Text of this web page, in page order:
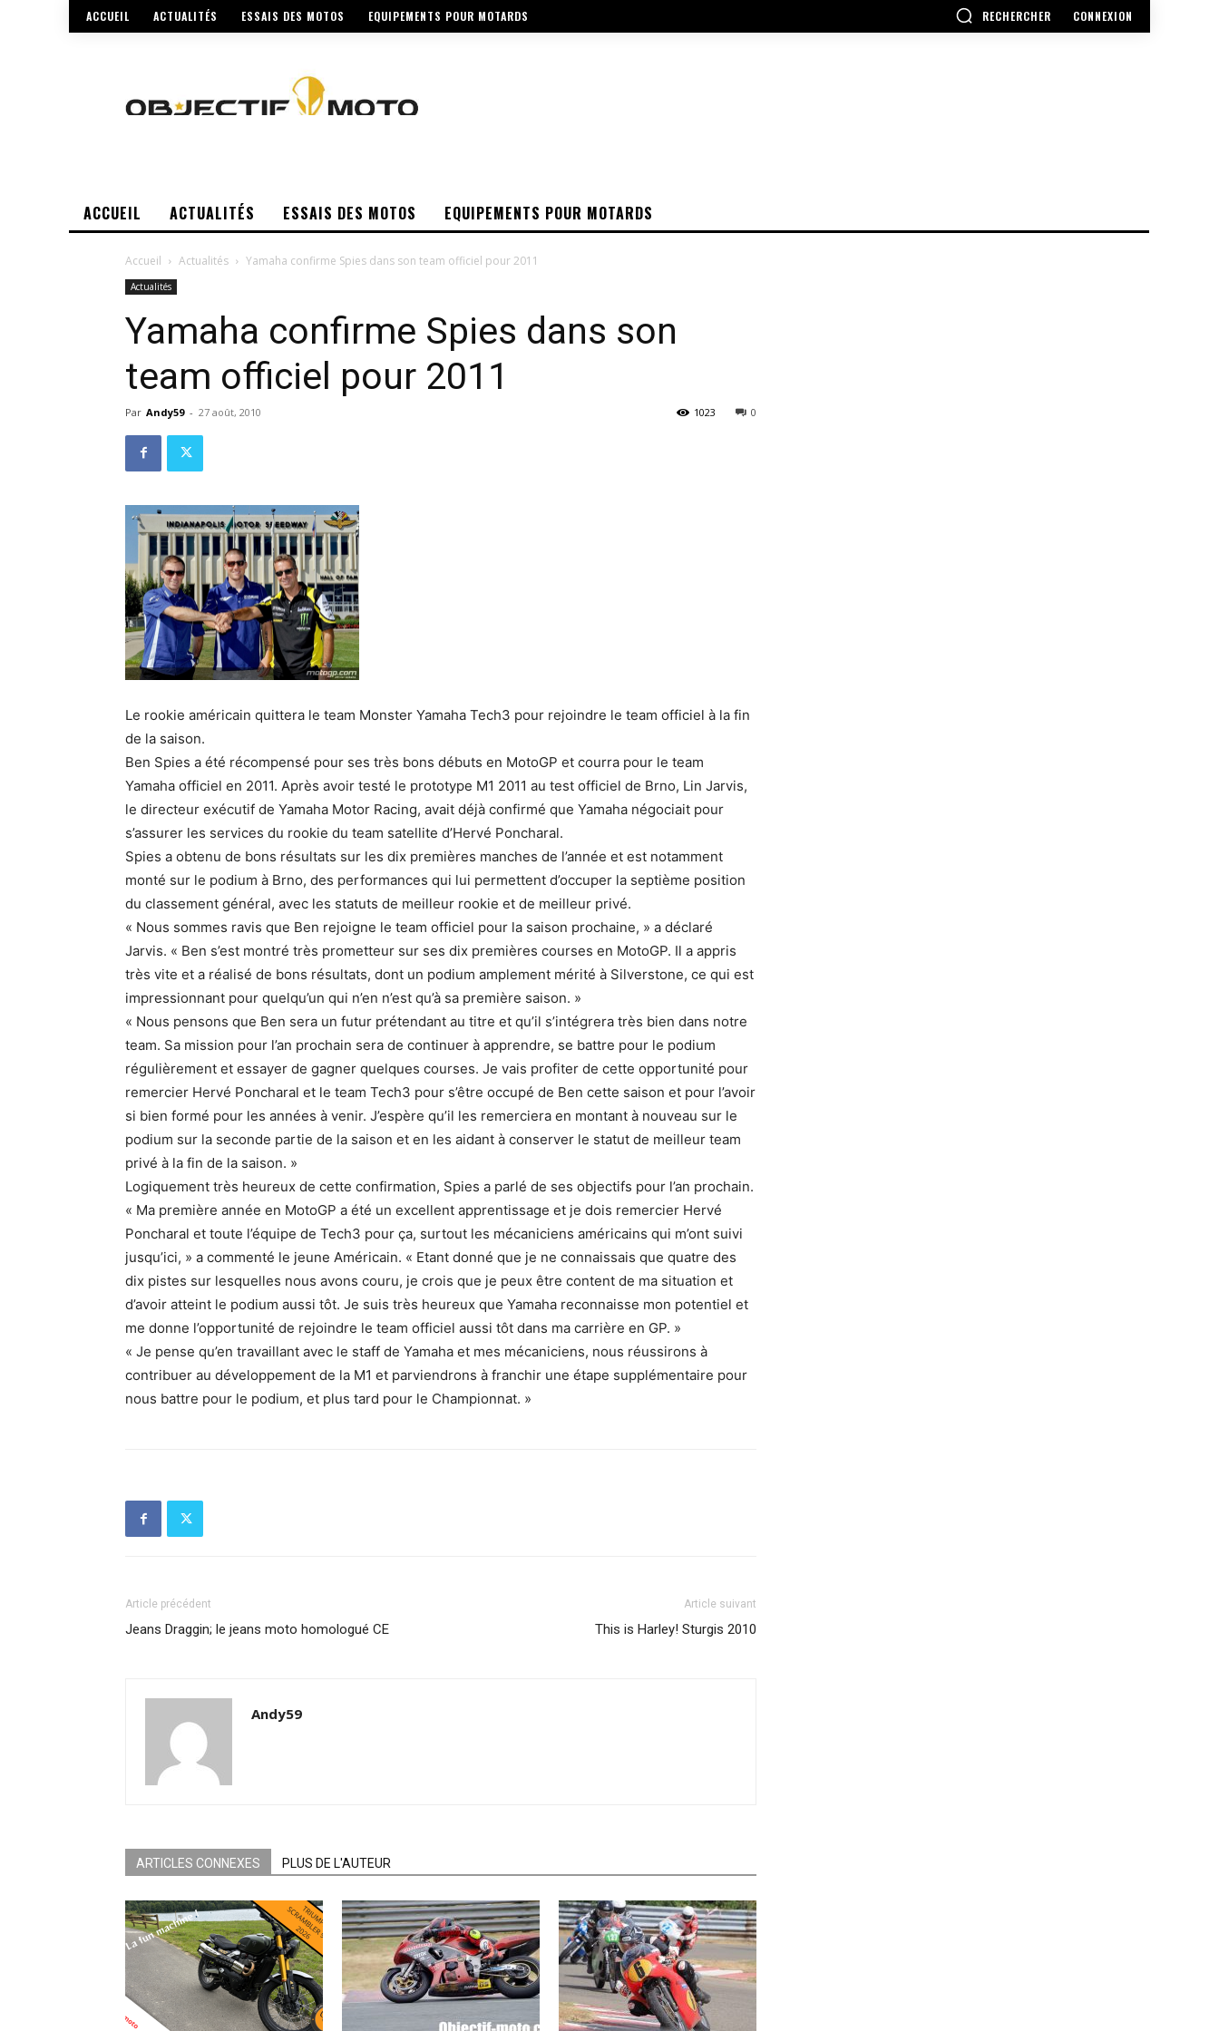
ACCUEIL ACTUALITÉS ESSAIS DES MOTOS EQUIPEMENTS POUR MOTARDS RECHERCHER CONNEXION
ACCUEIL ACTUALITÉS ESSAIS DES MOTOS EQUIPEMENTS POUR MOTARDS
Accueil Actualités Yamaha confirme Spies dans son team officiel pour 2011
Actualités
Yamaha confirme Spies dans son
team officiel pour 2011
Par Andy59 - 27 août, 2010 0
1023
Le rookie américain quittera le team Monster Yamaha Tech3 pour rejoindre le team officiel à la fin
de la saison.
Ben Spies a été récompensé pour ses très bons débuts en MotoGP et courra pour le team
Yamaha officiel en 2011. Après avoir testé le prototype M1 2011 au test officiel de Brno, Lin Jarvis,
le directeur exécutif de Yamaha Motor Racing, avait déjà confirmé que Yamaha négociait pour
s’assurer les services du rookie du team satellite d’Hervé Poncharal.
Spies a obtenu de bons résultats sur les dix premières manches de l’année et est notamment
monté sur le podium à Brno, des performances qui lui permettent d’occuper la septième position
du classement général, avec les statuts de meilleur rookie et de meilleur privé.
« Nous sommes ravis que Ben rejoigne le team officiel pour la saison prochaine, » a déclaré
Jarvis. « Ben s’est montré très prometteur sur ses dix premières courses en MotoGP. Il a appris
très vite et a réalisé de bons résultats, dont un podium amplement mérité à Silverstone, ce qui est
impressionnant pour quelqu’un qui n’en n’est qu’à sa première saison. »
« Nous pensons que Ben sera un futur prétendant au titre et qu’il s’intégrera très bien dans notre
team. Sa mission pour l’an prochain sera de continuer à apprendre, se battre pour le podium
régulièrement et essayer de gagner quelques courses. Je vais profiter de cette opportunité pour
remercier Hervé Poncharal et le team Tech3 pour s’être occupé de Ben cette saison et pour l’avoir
si bien formé pour les années à venir. J’espère qu’il les remerciera en montant à nouveau sur le
podium sur la seconde partie de la saison et en les aidant à conserver le statut de meilleur team
privé à la fin de la saison. »
Logiquement très heureux de cette confirmation, Spies a parlé de ses objectifs pour l’an prochain.
« Ma première année en MotoGP a été un excellent apprentissage et je dois remercier Hervé
Poncharal et toute l’équipe de Tech3 pour ça, surtout les mécaniciens américains qui m’ont suivi
jusqu’ici, » a commenté le jeune Américain. « Etant donné que je ne connaissais que quatre des
dix pistes sur lesquelles nous avons couru, je crois que je peux être content de ma situation et
d’avoir atteint le podium aussi tôt. Je suis très heureux que Yamaha reconnaisse mon potentiel et
me donne l’opportunité de rejoindre le team officiel aussi tôt dans ma carrière en GP. »
« Je pense qu’en travaillant avec le staff de Yamaha et mes mécaniciens, nous réussirons à
contribuer au développement de la M1 et parviendrons à franchir une étape supplémentaire pour
nous battre pour le podium, et plus tard pour le Championnat. »
Article précédent
Jeans Draggin; le jeans moto homologué CE
Article suivant
This is Harley! Sturgis 2010
Andy59
ARTICLES CONNEXES PLUS DE L'AUTEUR